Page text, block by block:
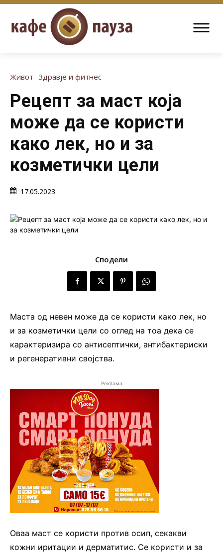
Живот Здравје и фитнес
Рецепт за маст која
може да се користи
како лек, но и за
козметички цели
17.05.2023
Сподели
Маста од невен може да се користи како лек, но
и за козметички цели со оглед на тоа дека се
карактеризира со антисептички, антибактериски
и регенеративни својства.
Реклама
Оваа маст се користи против осип, секакви
кожни иритации и дерматитис. Се користи и за